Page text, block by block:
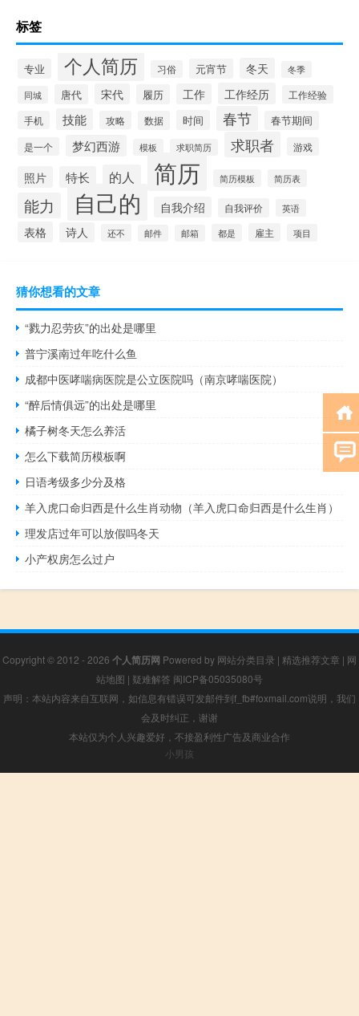
标签
专业 个人简历 习俗 元宵节 冬天 冬季
同城 唐代 宋代 履历 工作 工作经历
工作经验
手机
技能 攻略 数据 时间 春节 春节期间
是一个 梦幻西游 模板 求职简历 求职者 游戏
照片 特长 的人 简历 简历模板 简历表
能力 自己的 自我介绍 自我评价 英语
表格 诗人 还不 邮件 邮箱 都是 雇主 项目
猜你想看的文章
“戮力忍劳疚”的出处是哪里
普宁溪南过年吃什么鱼
成都中医哮喘病医院是公立医院吗（南京哮喘医院）
“醉后情俱远”的出处是哪里
橘子树冬天怎么养活
怎么下载简历模板啊
日语考级多少分及格
羊入虎口命归西是什么生肖动物（羊入虎口命归西是什么生肖）
理发店过年可以放假吗冬天
小产权房怎么过户
Copyright © 2012 - 2026 个人简历网 Powered by 网站分类目录 | 精选推荐文章 | 网
站地图 | 疑难解答 闽ICP备05035080号
声明：本站内容来自互联网，如信息有错误可发邮件到f_fb#foxmail.com说明，我们
会及时纠正，谢谢
本站仅为个人兴趣爱好，不接盈利性广告及商业合作
小男孩